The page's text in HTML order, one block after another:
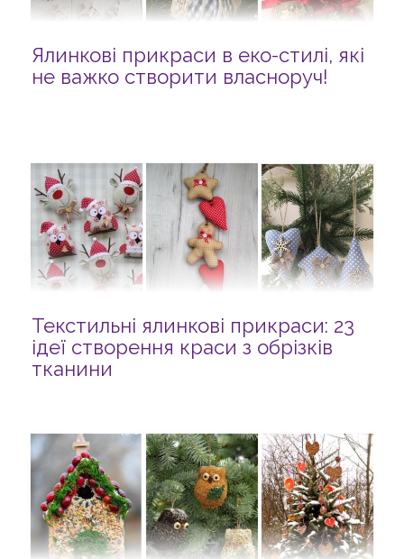
Ялинкові прикраси в еко-стилі, які
не важко створити власноруч!
Текстильні ялинкові прикраси: 23
ідеї створення краси з обрізків
тканини